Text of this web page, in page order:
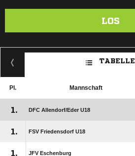
LOS
TABELLE
Pl. Mannschaft
1. DFC Allendorf/​Eder U18
1. FSV Friedensdorf U18
1. JFV Eschenburg